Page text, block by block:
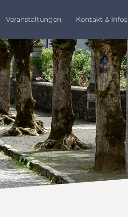
Veranstaltungen Kontakt & Infos